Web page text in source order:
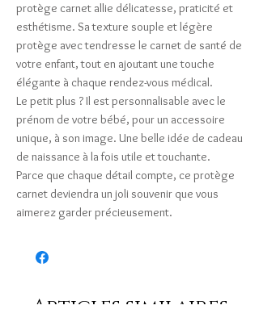
protège carnet allie délicatesse, praticité et
esthétisme. Sa texture souple et légère
protège avec tendresse le carnet de santé de
votre enfant, tout en ajoutant une touche
élégante à chaque rendez-vous médical.
Le petit plus ? Il est personnalisable avec le
prénom de votre bébé, pour un accessoire
unique, à son image. Une belle idée de cadeau
de naissance à la fois utile et touchante.
Parce que chaque détail compte, ce protège
carnet deviendra un joli souvenir que vous
aimerez garder précieusement.
Articles similaires